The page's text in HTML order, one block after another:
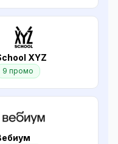
XYZ
9 промо